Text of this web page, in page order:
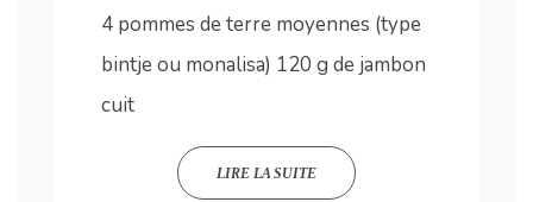
4 pommes de terre moyennes (type
bintje ou monalisa) 120 g de jambon
cuit
LIRE LA SUITE